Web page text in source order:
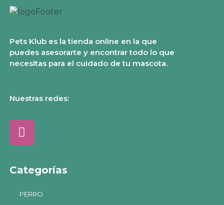
Pets Klub es la tienda online en la que
puedes asesorarte y encontrar todo lo que
necesitas para el cuidado de tu mascota.
Nuestras redes:
Categorías
PERRO